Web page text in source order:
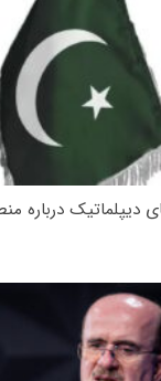
دیپلماتیک درباره